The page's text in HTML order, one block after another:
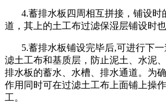
4.蓄排水板四周相互拼接，铺设时
道，其上的土工布过滤保湿层铺设时也
5.蓄排水板铺设完毕后,可进行下
滤土工布和基质层，防止泥土、水泥
排水板的蓄水、水槽、排水通道。为
作用同时可在过滤土工布上面铺上操
工。